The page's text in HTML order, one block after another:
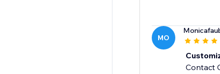
MO
Contact